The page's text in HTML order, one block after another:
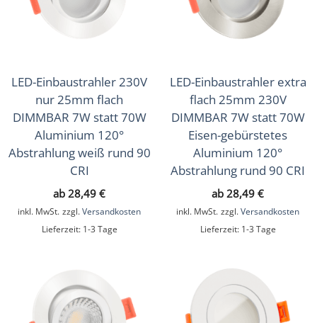
LED-Leuchtmittel
Zubehör (43)
Sale (16)
Musterkoffer
Geschenkgutscheine
LED-Einbaustrahler 230V
nur 25mm flach
DIMMBAR 7W statt 70W
Aluminium 120°
Abstrahlung weiß rund 90
CRI
ab 28,49 €
inkl. MwSt. zzgl. Versandkosten
Lieferzeit: 1-3 Tage
LED-Einbaustrahler extra
flach 25mm 230V
DIMMBAR 7W statt 70W
Eisen-gebürstetes
Aluminium 120°
Abstrahlung rund 90 CRI
ab 28,49 €
inkl. MwSt. zzgl. Versandkosten
Lieferzeit: 1-3 Tage